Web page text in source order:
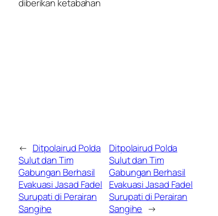
diberikan ketabahan
← Ditpolairud Polda
Sulut dan Tim
Gabungan Berhasil
Evakuasi Jasad Fadel
Surupati di Perairan
Sangihe
Ditpolairud Polda
Sulut dan Tim
Gabungan Berhasil
Evakuasi Jasad Fadel
Surupati di Perairan
Sangihe →